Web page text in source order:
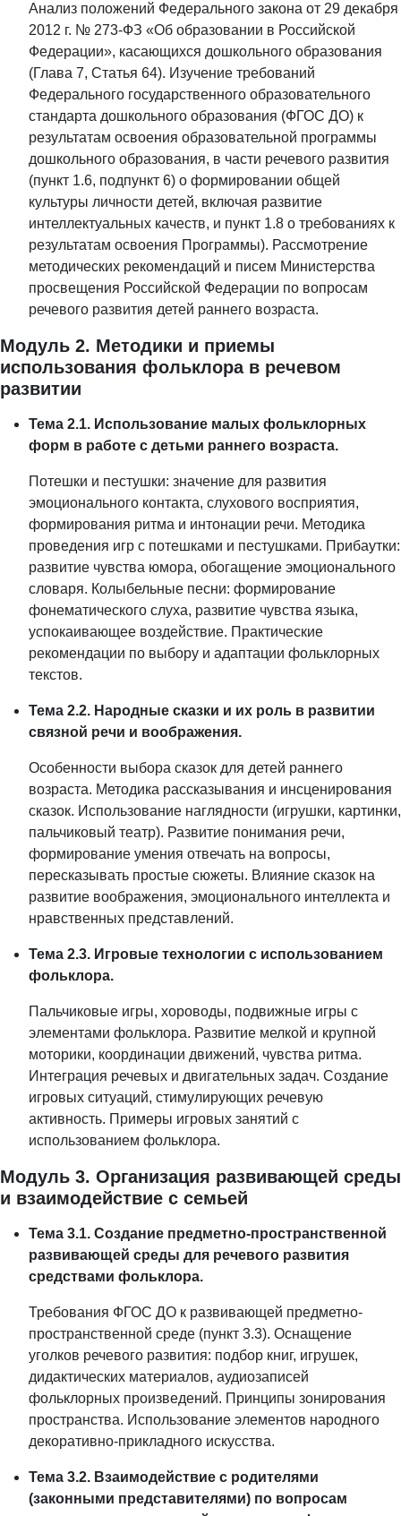
Анализ положений Федерального закона от 29 декабря
2012 г. № 273-ФЗ «Об образовании в Российской
Федерации», касающихся дошкольного образования
(Глава 7, Статья 64). Изучение требований
Федерального государственного образовательного
стандарта дошкольного образования (ФГОС ДО) к
результатам освоения образовательной программы
дошкольного образования, в части речевого развития
(пункт 1.6, подпункт 6) о формировании общей
культуры личности детей, включая развитие
интеллектуальных качеств, и пункт 1.8 о требованиях к
результатам освоения Программы). Рассмотрение
методических рекомендаций и писем Министерства
просвещения Российской Федерации по вопросам
речевого развития детей раннего возраста.
Модуль 2. Методики и приемы
использования фольклора в речевом
развитии
Тема 2.1. Использование малых фольклорных
форм в работе с детьми раннего возраста.
Потешки и пестушки: значение для развития
эмоционального контакта, слухового восприятия,
формирования ритма и интонации речи. Методика
проведения игр с потешками и пестушками. Прибаутки:
развитие чувства юмора, обогащение эмоционального
словаря. Колыбельные песни: формирование
фонематического слуха, развитие чувства языка,
успокаивающее воздействие. Практические
рекомендации по выбору и адаптации фольклорных
текстов.
Тема 2.2. Народные сказки и их роль в развитии
связной речи и воображения.
Особенности выбора сказок для детей раннего
возраста. Методика рассказывания и инсценирования
сказок. Использование наглядности (игрушки, картинки,
пальчиковый театр). Развитие понимания речи,
формирование умения отвечать на вопросы,
пересказывать простые сюжеты. Влияние сказок на
развитие воображения, эмоционального интеллекта и
нравственных представлений.
Тема 2.3. Игровые технологии с использованием
фольклора.
Пальчиковые игры, хороводы, подвижные игры с
элементами фольклора. Развитие мелкой и крупной
моторики, координации движений, чувства ритма.
Интеграция речевых и двигательных задач. Создание
игровых ситуаций, стимулирующих речевую
активность. Примеры игровых занятий с
использованием фольклора.
Модуль 3. Организация развивающей среды
и взаимодействие с семьей
Тема 3.1. Создание предметно-пространственной
развивающей среды для речевого развития
средствами фольклора.
Требования ФГОС ДО к развивающей предметно-
пространственной среде (пункт 3.3). Оснащение
уголков речевого развития: подбор книг, игрушек,
дидактических материалов, аудиозаписей
фольклорных произведений. Принципы зонирования
пространства. Использование элементов народного
декоративно-прикладного искусства.
Тема 3.2. Взаимодействие с родителями
(законными представителями) по вопросам